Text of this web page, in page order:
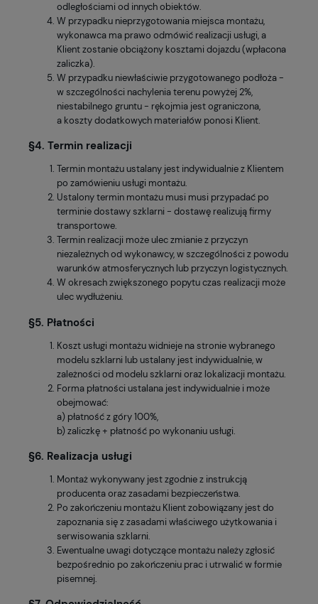
odległościami od innych obiektów.
W przypadku nieprzygotowania miejsca montażu,
wykonawca ma prawo odmówić realizacji usługi, a
Klient zostanie obciążony kosztami dojazdu (wpłacona
zaliczka).
W przypadku niewłaściwie przygotowanego podłoża -
w szczególności nachylenia terenu powyżej 2%,
niestabilnego gruntu - rękojmia jest ograniczona,
a koszty dodatkowych materiałów ponosi Klient.
§4. Termin realizacji
Termin montażu ustalany jest indywidualnie z Klientem
po zamówieniu usługi montażu.
Ustalony termin montażu musi musi przypadać po
terminie dostawy szklarni - dostawę realizują firmy
transportowe.
Termin realizacji może ulec zmianie z przyczyn
niezależnych od wykonawcy, w szczególności z powodu
warunków atmosferycznych lub przyczyn logistycznych.
W okresach zwiększonego popytu czas realizacji może
ulec wydłużeniu.
§5. Płatności
Koszt usługi montażu widnieje na stronie wybranego
modelu szklarni lub ustalany jest indywidualnie, w
zależności od modelu szklarni oraz lokalizacji montażu.
Forma płatności ustalana jest indywidualnie i może
obejmować:
a) płatność z góry 100%,
b) zaliczkę + płatność po wykonaniu usługi.
§6. Realizacja usługi
Montaż wykonywany jest zgodnie z instrukcją
producenta oraz zasadami bezpieczeństwa.
Po zakończeniu montażu Klient zobowiązany jest do
zapoznania się z zasadami właściwego użytkowania i
serwisowania szklarni.
Ewentualne uwagi dotyczące montażu należy zgłosić
bezpośrednio po zakończeniu prac i utrwalić w formie
pisemnej.